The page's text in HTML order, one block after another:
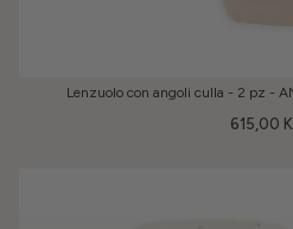
Lenzuolo con angoli culla - 2 pz -
615,00